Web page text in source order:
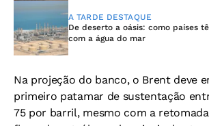
A TARDE DESTAQUE
De deserto a oásis: como países
com a água do mar
Na projeção do banco, o Brent deve
primeiro patamar de sustentação
75 por barril, mesmo com a